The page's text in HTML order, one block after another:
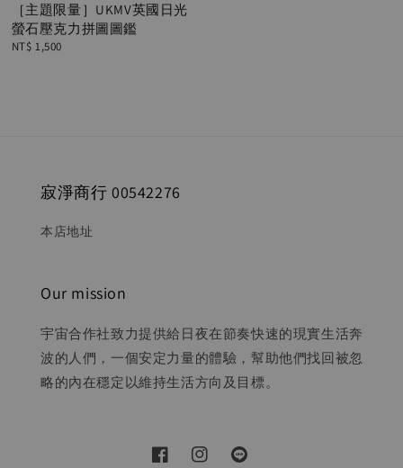
［主題限量］UKMV英國日光
螢石壓克力拼圖圖鑑
Regular
NT$ 1,500
寂淨商行 00542276
本店地址
Our mission
宇宙合作社致力提供給日夜在節奏快速的現實生活奔
波的人們，一個安定力量的體驗，幫助他們找回被忽
略的內在穩定以維持生活方向及目標。